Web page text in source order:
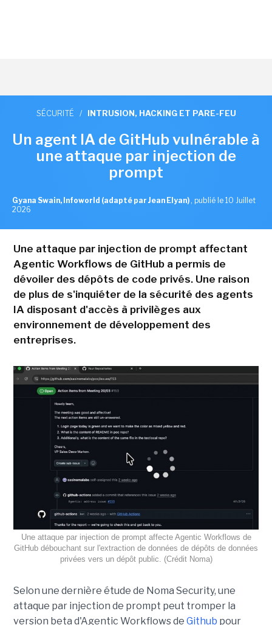
SÉCURITÉ / INTRUSION, HACKING ET PARE-FEU
Un agent IA de GitHub vulnérable à
une attaque par injection de
prompt
Gyana Swain, Infoworld (adapté par Jean Elyan) , publié le 10 Juillet
2026
Une attaque par injection de prompt affectant
Agentic Workflows de GitHub a permis de
dévoiler des dépôts de code privés. Une raison
de plus de s'inquiéter de la sécurité des agents
IA disposant d'accès à privilèges aux
environnement de développement des
entreprises.
Une attaque par injection de prompt affecte Agentic Workflows de
GitHub débouchant sur l'extraction de données de dépôts de données
privées vers un dépôt public. (Crédit Noma)
Selon une dernière étude de Noma Security, une
attaque par injection de prompt peut tromper la
version beta d'Agentic Workflows de Github pour